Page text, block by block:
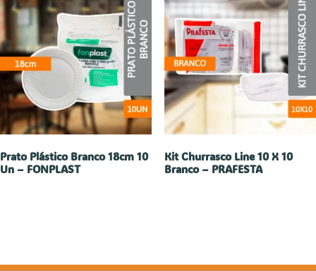
Prato Plástico Branco 18cm 10
Un – FONPLAST
Kit Churrasco Line 10 X 10
Branco – PRAFESTA